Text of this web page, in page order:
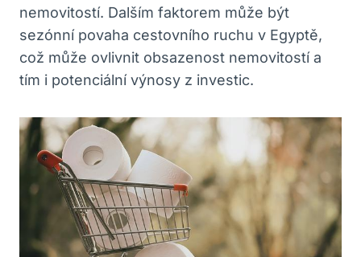
nemovitostí.​ Dalším ‌faktorem může být⁣
sezónní povaha cestovního ruchu v Egyptě,
⁣což může‌ ovlivnit obsazenost nemovitostí⁤ a‍
tím i potenciální ​výnosy z​ investic.